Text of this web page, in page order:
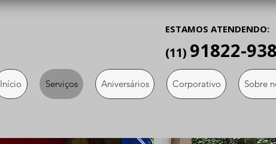
ESTAMOS ATENDENDO:
(11) 91822-
Início Serviços Aniversários Corporativo Sobre